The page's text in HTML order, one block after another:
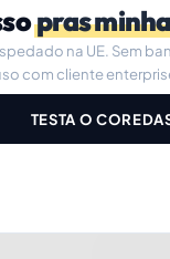
pras
na UE. Sem
com cliente
TESTA O